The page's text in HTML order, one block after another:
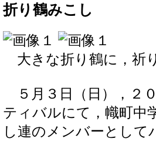
折り鶴みこし
大きな折り鶴に，祈
５月３日（日），２
ティバルにて，幟町中
し連のメンバーとして